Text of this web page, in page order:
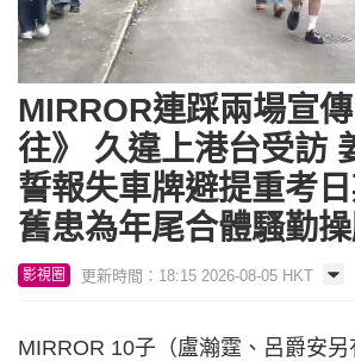
Unmute Loaded
MIRROR連踩兩場宣
往》 久違上港台受訪
誓報失車牌避提重考
舊患為年尾合體騷勤
影視圈 更新時間：18:15 2026-08-05 HKT
MIRROR 10子（盧瀚霆、呂爵安